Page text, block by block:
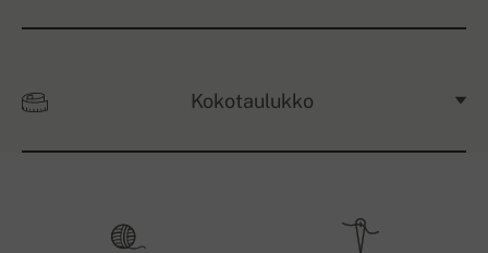
Kokotaulukko